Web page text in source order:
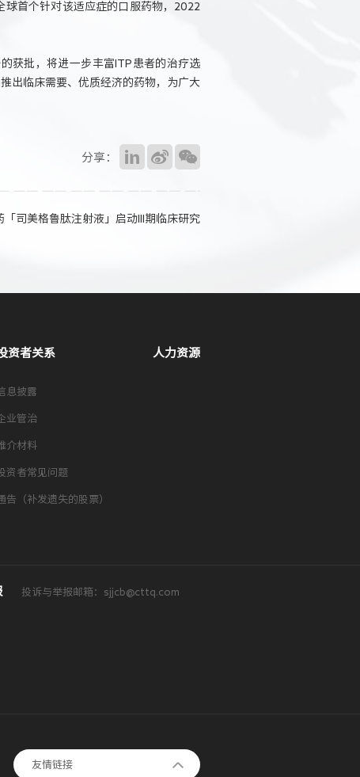
球首个针对该适应症的口服药物，2022
获批，将进一步丰富ITP患者的治疗选
出临床需要、优质经济的药物，为广大
分享：
「司美格鲁肽注射液」启动III期临床研究
资者关系
息披露
业管治
介材料
资者常见问题
告（补发遗失的股票）
人力资源
投诉与举报邮箱：sjjcb@cttq.com
友情链接
正大集团